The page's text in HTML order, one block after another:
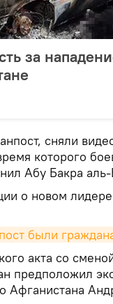
за
сняли
которого
Абу Бакра аль-
о новом
были
акта со
предположил
Афганистана